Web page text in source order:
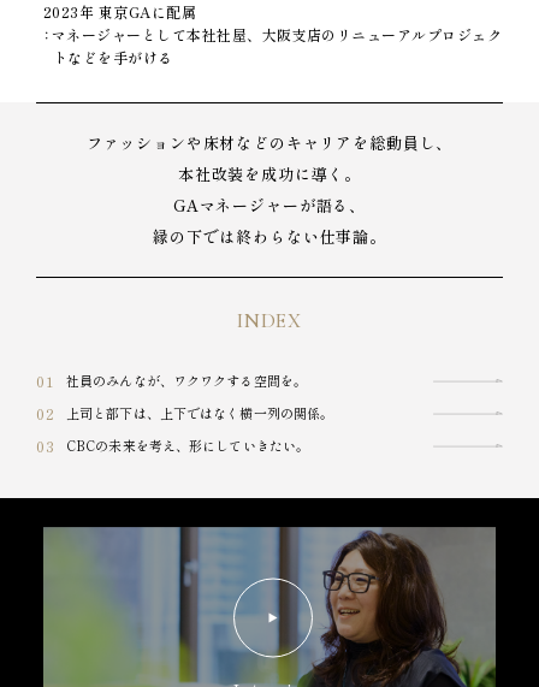
2023年 東京GAに配属
マネージャーとして本社社屋、大阪支店のリニューアルプロジェク
トなどを手がける
ファッションや床材などのキャリアを総動員し、
本社改装を成功に導く。
GAマネージャーが語る、
縁の下では終わらない仕事論。
INDEX
社員のみんなが、
ワクワクする空間を。
上司と部下は、
上下ではなく横一列の関係。
CBCの未来を考え、形にしていきたい。